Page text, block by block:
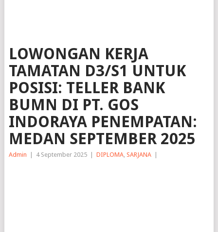
LOWONGAN KERJA
TAMATAN D3/S1 UNTUK
POSISI: TELLER BANK
BUMN DI PT. GOS
INDORAYA PENEMPATAN:
MEDAN SEPTEMBER 2025
Admin 4 September 2025 DIPLOMA, SARJANA